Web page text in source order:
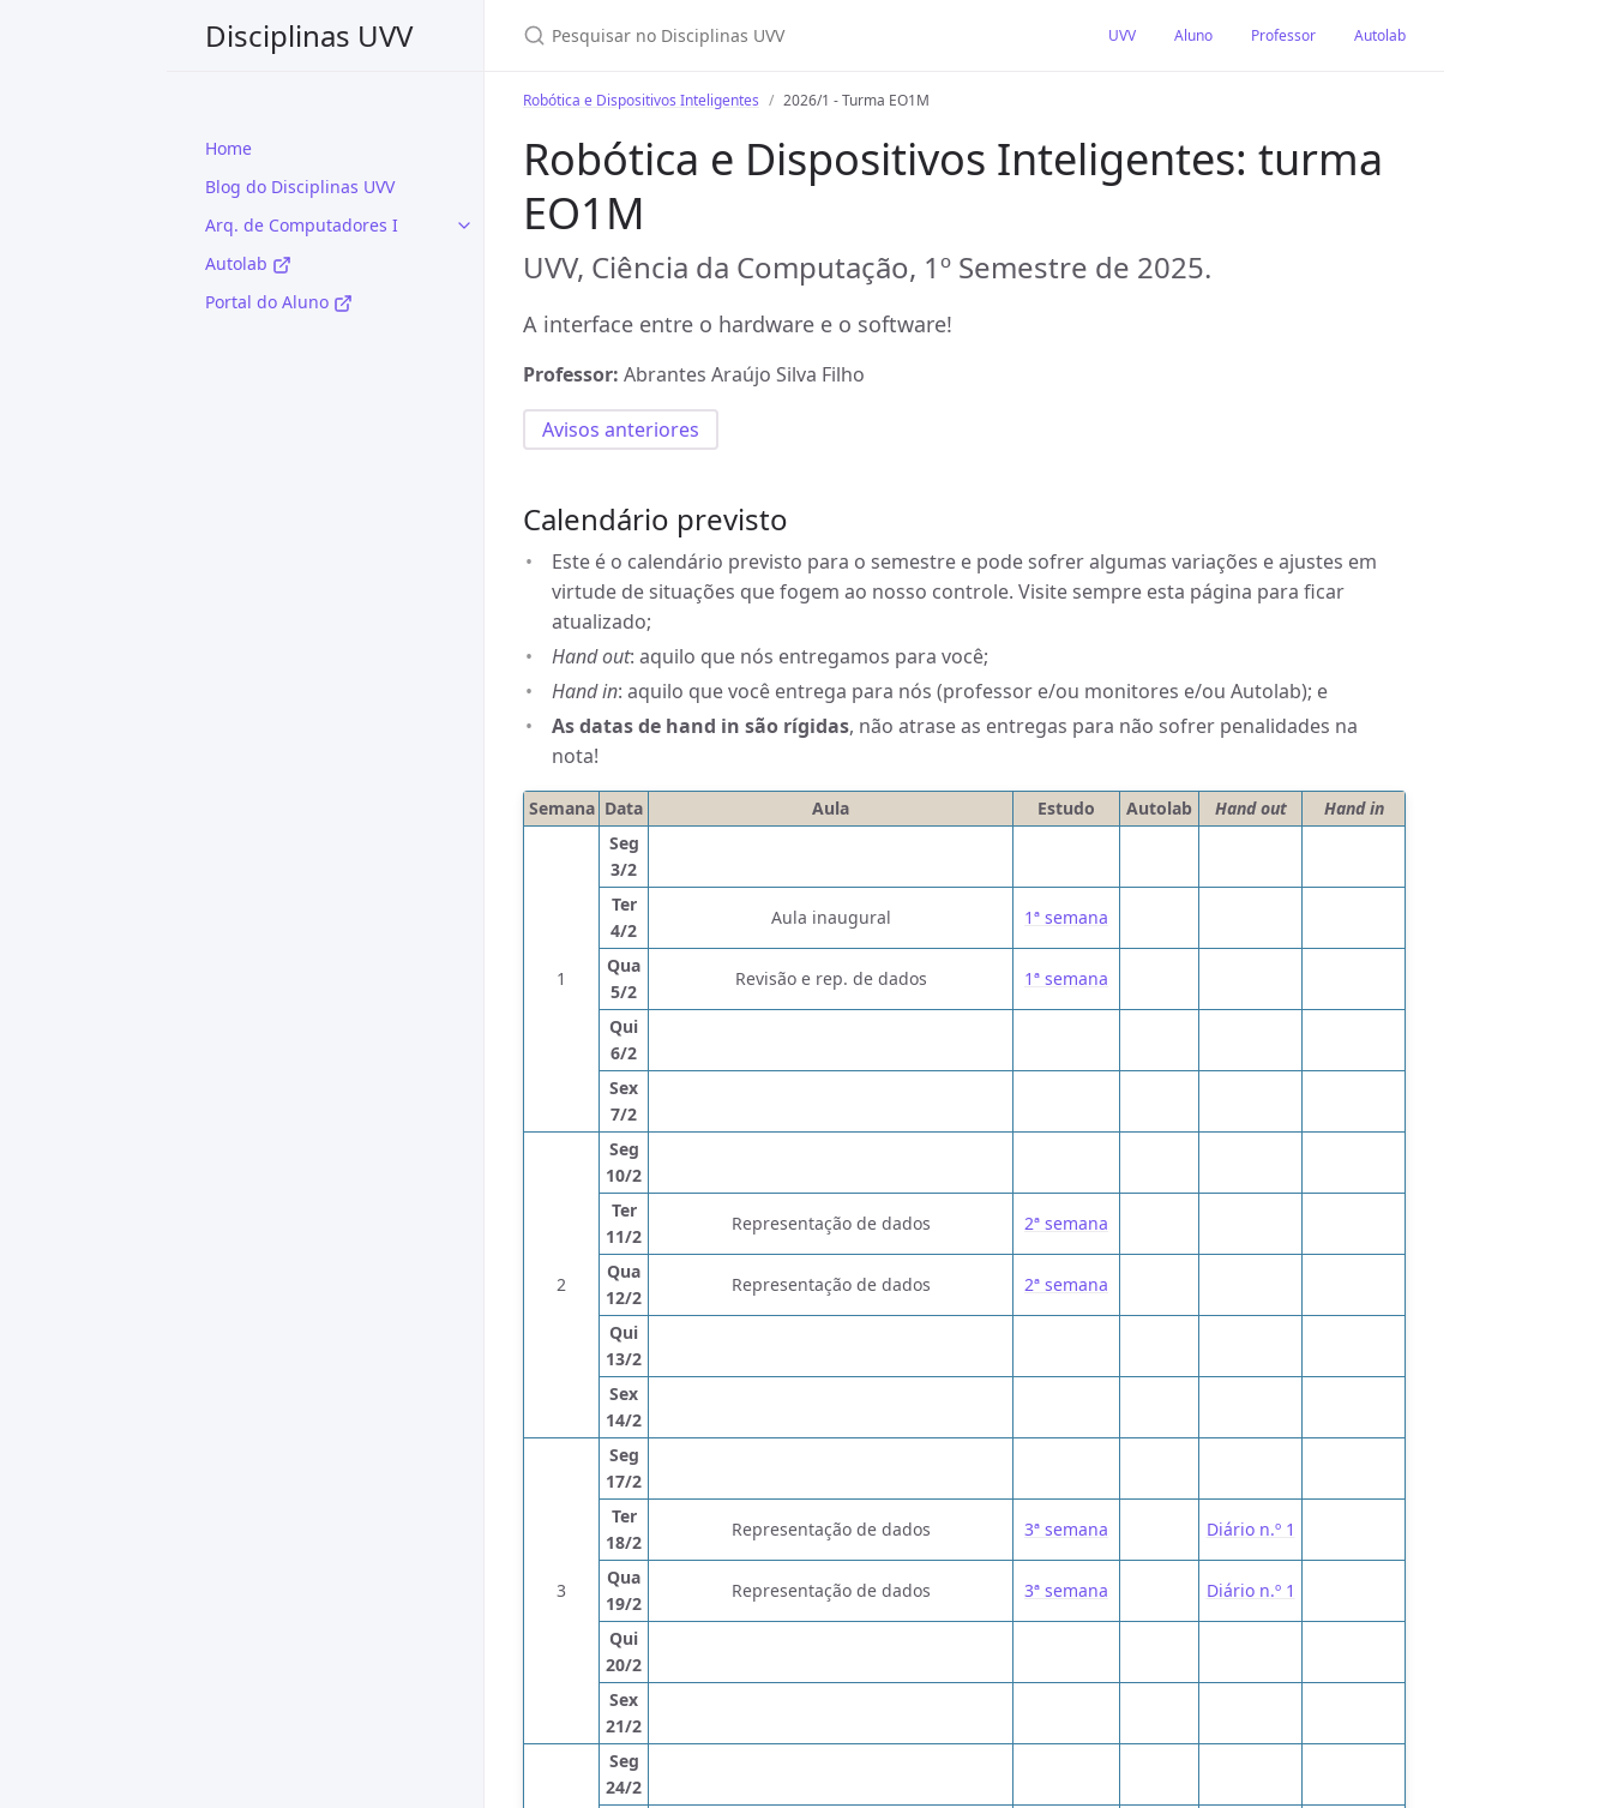
Disciplinas UVV
Home
Blog do Disciplinas UVV
Arq. de Computadores I
Autolab
Portal do Aluno
UVV Aluno Professor Autolab
Robótica e Dispositivos Inteligentes 2026/1 - Turma EO1M
Robótica e Dispositivos Inteligentes: turma
EO1M
UVV, Ciência da Computação, 1º Semestre de 2025.
A interface entre o hardware e o software!
Professor: Abrantes Araújo Silva Filho
Avisos anteriores
Calendário previsto
Este é o calendário previsto para o semestre e pode sofrer algumas variações e ajustes em
virtude de situações que fogem ao nosso controle. Visite sempre esta página para ficar
atualizado;
Hand out: aquilo que nós entregamos para você;
Hand in: aquilo que você entrega para nós (professor e/ou monitores e/ou Autolab); e
As datas de hand in são rígidas, não atrase as entregas para não sofrer penalidades na
nota!
Semana Data Aula Estudo Autolab Hand out Hand in
1
Seg
3/2
Ter
4/2
Aula inaugural 1ª semana
Qua
5/2
Revisão e rep. de dados 1ª semana
Qui
6/2
Sex
7/2
2
Seg
10/2
Ter
11/2
Representação de dados 2ª semana
Qua
12/2
Representação de dados 2ª semana
Qui
13/2
Sex
14/2
3
Seg
17/2
Ter
18/2
Representação de dados 3ª semana Diário n.º 1
Qua
19/2
Representação de dados 3ª semana Diário n.º 1
Qui
20/2
Sex
21/2
Seg
24/2